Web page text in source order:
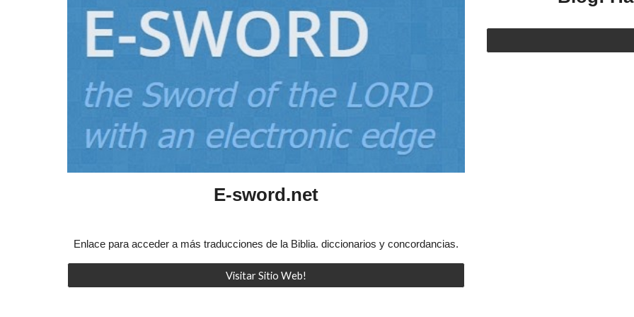
E-sword.net
Enlace para acceder a más traducciones de la Biblia. diccionarios y concordancias.
Visitar Sitio Web!